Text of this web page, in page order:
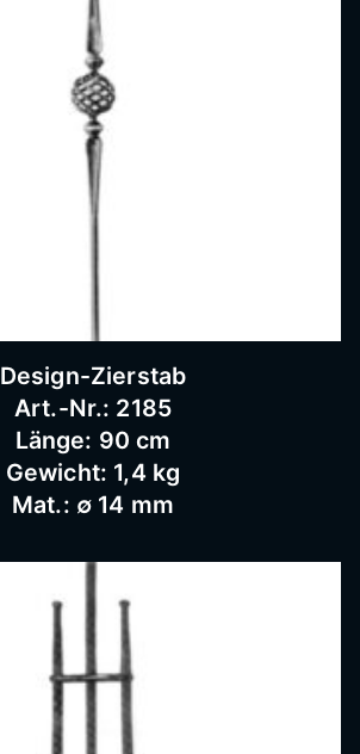
Design-Zierstab
Art.-Nr.: 2185
Länge: 90 cm
Gewicht: 1,4 kg
Mat.: ∅ 14 mm